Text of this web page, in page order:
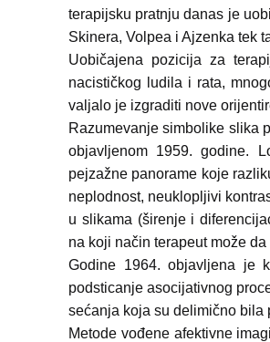
terapijsku pratnju danas je
Skinera, Volpea i Ajzenka tek
Uobičajena pozicija za
nacističkog ludila i rata,
valjalo je izgraditi nove
Razumevanje simbolike slika
objavljenom 1959. godine.
pejzažne panorame koje
neplodnost, neuklopljivi
u slikama (širenje i
na koji način terapeut može
Godine 1964. objavljena je
podsticanje asocijativnog
sećanja koja su delimično bila
Metode vođene afektivne